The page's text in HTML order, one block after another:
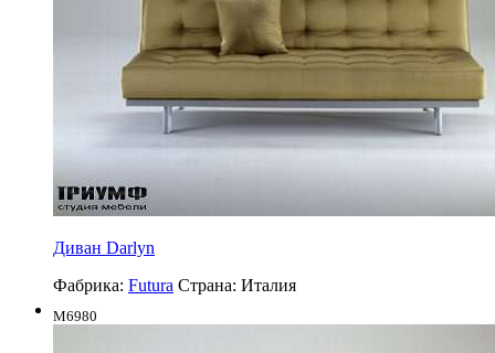
Диван Darlyn
Фабрика: Futura Страна: Италия
M6980